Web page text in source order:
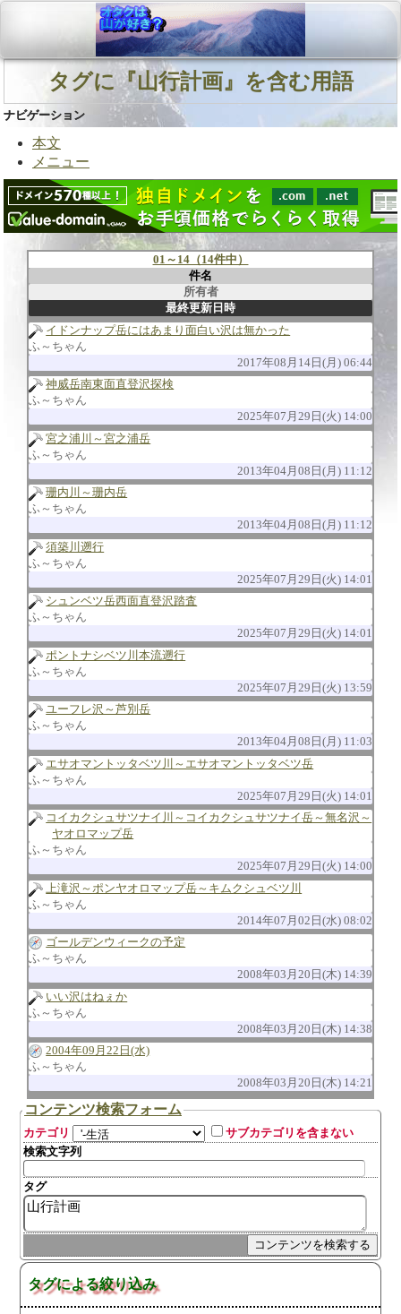
タグに『山行計画』を含む用語
ナビゲーション
本文
メニュー
01～14（14件中）
件名
所有者
最終更新日時
イドンナップ岳にはあまり面白い沢は無かった
ふ～ちゃん
2017年08月14日(月) 06:44
神威岳南東面直登沢探検
ふ～ちゃん
2025年07月29日(火) 14:00
宮之浦川～宮之浦岳
ふ～ちゃん
2013年04月08日(月) 11:12
珊内川～珊内岳
ふ～ちゃん
2013年04月08日(月) 11:12
須築川遡行
ふ～ちゃん
2025年07月29日(火) 14:01
シュンベツ岳西面直登沢踏査
ふ～ちゃん
2025年07月29日(火) 14:01
ポントナシベツ川本流遡行
ふ～ちゃん
2025年07月29日(火) 13:59
ユーフレ沢～芦別岳
ふ～ちゃん
2013年04月08日(月) 11:03
エサオマントッタベツ川～エサオマントッタベツ岳
ふ～ちゃん
2025年07月29日(火) 14:01
コイカクシュサツナイ川～コイカクシュサツナイ岳～無名沢～
ヤオロマップ岳
ふ～ちゃん
2025年07月29日(火) 14:00
上滝沢～ポンヤオロマップ岳～キムクシュベツ川
ふ～ちゃん
2014年07月02日(水) 08:02
ゴールデンウィークの予定
ふ～ちゃん
2008年03月20日(木) 14:39
いい沢はねぇか
ふ～ちゃん
2008年03月20日(木) 14:38
2004年09月22日(水)
ふ～ちゃん
2008年03月20日(木) 14:21
コンテンツ検索フォーム
カテゴリ
サブカテゴリを含まない
検索文字列
タグ
タグによる絞り込み